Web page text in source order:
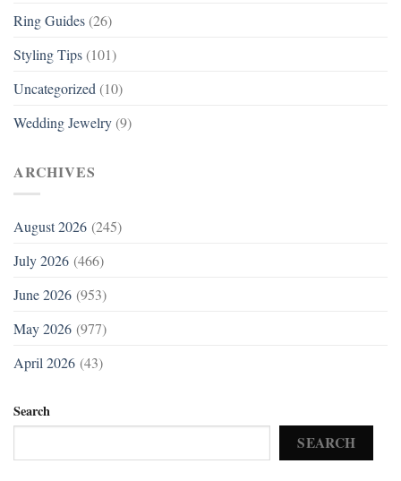
Ring Guides (26)
Styling Tips (101)
Uncategorized (10)
Wedding Jewelry (9)
ARCHIVES
August 2026 (245)
July 2026 (466)
June 2026 (953)
May 2026 (977)
April 2026 (43)
Search
SEARCH